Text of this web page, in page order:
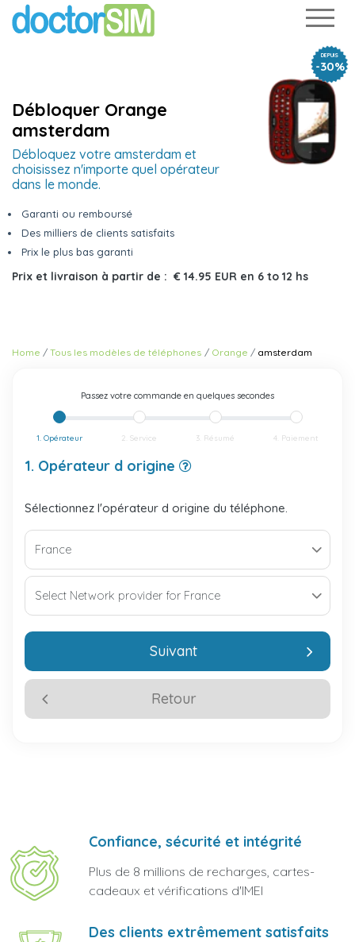
DEPUIS
-30%
Débloquer Orange
amsterdam
Débloquez votre amsterdam et
choisissez n'importe quel opérateur
dans le monde.
Garanti ou remboursé
Des milliers de clients satisfaits
Prix le plus bas garanti
Prix et livraison à partir de : € 14.95 EUR en 6 to 12 hs
Home Tous les modèles de téléphones Orange amsterdam
Passez votre commande en quelques secondes
1. Opérateur 2. Service 3. Résumé 4. Paiement
1. Opérateur d origine
Sélectionnez l'opérateur d origine du téléphone.
Retour
Suivant
Confiance, sécurité et intégrité
Plus de 8 millions de recharges, cartes-
cadeaux et vérifications d'IMEI
Des clients extrêmement satisfaits